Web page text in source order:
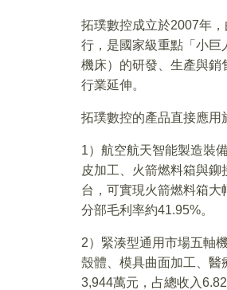
拓璞數控成立於2007年
行，是國家級重點「小巨
機床）的研發、生產與銷
行業延伸。
拓璞數控的產品直接應用
1）航空航天智能製造裝
皮加工、火箭燃料箱與
台，可實現火箭燃料箱大
分部毛利率約41.95%。
2）緊湊型通用市場五軸
殼體、模具曲面加工、醫
3,944萬元，占總收入